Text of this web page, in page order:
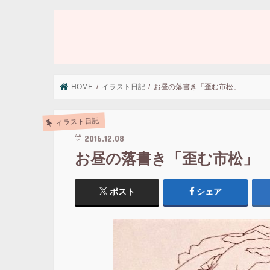
HOME イラスト日記 お昼の落書き「歪む市松」
イラスト日記
2016.12.08
お昼の落書き「歪む市松」
ポスト シェア